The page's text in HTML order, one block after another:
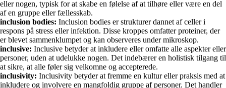
eller nogen, typisk for at skabe en følelse af at tilhøre eller være en del
af en gruppe eller fællesskab.
inclusion bodies: Inclusion bodies er strukturer dannet af celler i
respons på stress eller infektion. Disse kroppes omfatter proteiner, der
er blevet sammenklumpet og kan observeres under mikroskop.
inclusive: Inclusive betyder at inkludere eller omfatte alle aspekter eller
personer, uden at udelukke nogen. Det indebærer en holistisk tilgang til
at sikre, at alle føler sig velkomne og accepterede.
inclusivity: Inclusivity betyder at fremme en kultur eller praksis med at
inkludere og involvere en mangfoldig gruppe af personer. Det handler